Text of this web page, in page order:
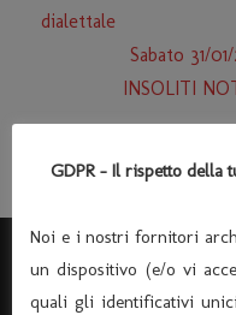
dialettale
Sabato 31/
INSOLITI
GDPR - Il rispetto della
Noi e i nostri fornitori
un dispositivo (e/o vi
quali gli identificativi